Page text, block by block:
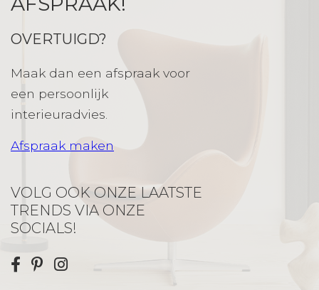
OVERTUIGD?
Maak dan een afspraak voor
een persoonlijk
interieuradvies.
Afspraak maken
VOLG OOK ONZE LAATSTE
TRENDS VIA ONZE
SOCIALS!